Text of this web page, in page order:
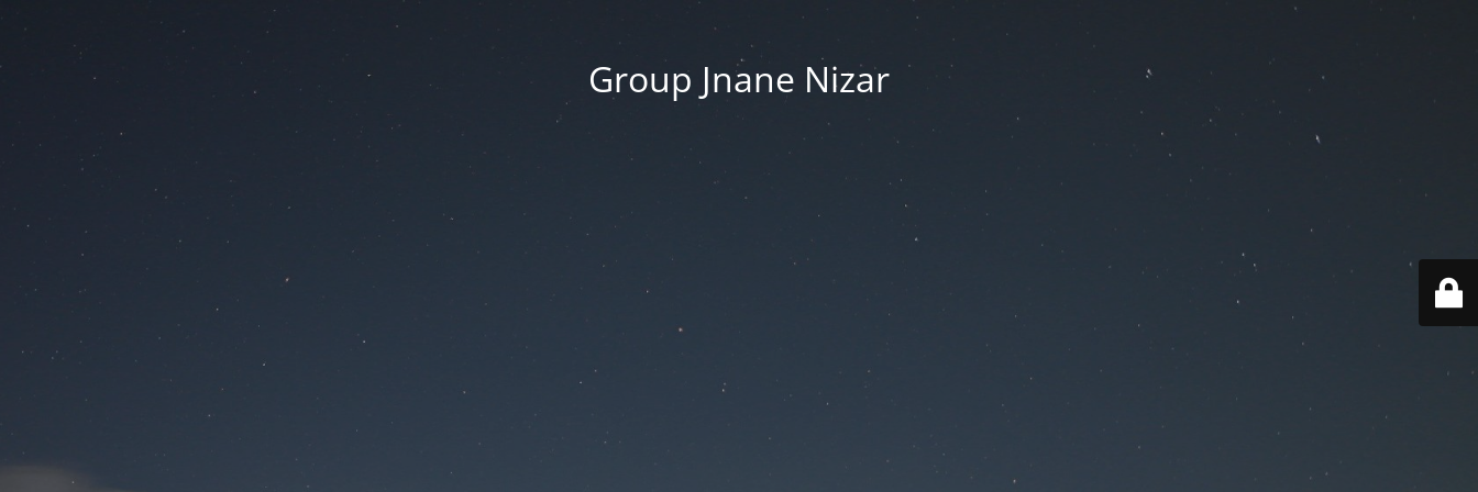
Group Jnane Nizar